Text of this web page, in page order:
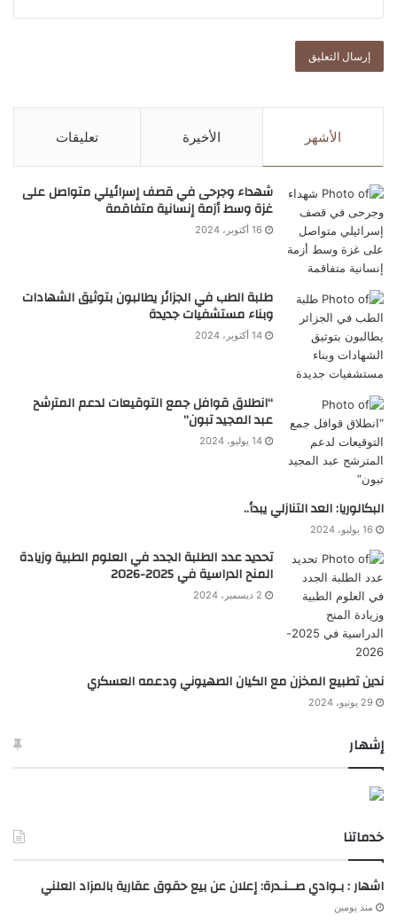
الأشهر الأخيرة تعليقات
شهداء وجرحى في قصف إسرائيلي متواصل على
غزة وسط أزمة إنسانية متفاقمة
16 أكتوبر، 2024
طلبة الطب في الجزائر يطالبون بتوثيق الشهادات
وبناء مستشفيات جديدة
14 أكتوبر، 2024
“انطلاق قوافل جمع التوقيعات لدعم المترشح
عبد المجيد تبون”
14 يوليو، 2024
البكالوريا: العد التنازلي يبدأ..
16 يوليو، 2024
تحديد عدد الطلبة الجدد في العلوم الطبية وزيادة
المنح الدراسية في 2025-2026
2 ديسمبر، 2024
ندين تطبيع المخزن مع الكيان الصهيوني ودعمه العسكري
29 يونيو، 2024
إشهار
خدماتنا
اشهار : بـوادي صــنـدرة: إعلان عن بيع حقوق عقارية بالمزاد العلني
منذ يومين